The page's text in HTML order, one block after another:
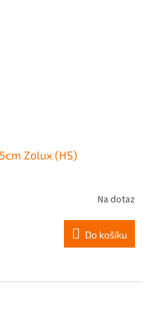
Zolux (HS)
Na dotaz
Do košíku